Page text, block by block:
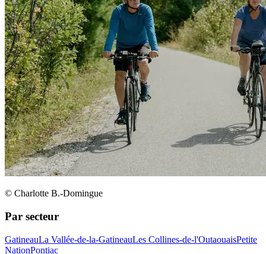
© Charlotte B.-Domingue
Par secteur
GatineauLa Vallée-de-la-GatineauLes Collines-de-l'OutaouaisPetite
NationPontiac